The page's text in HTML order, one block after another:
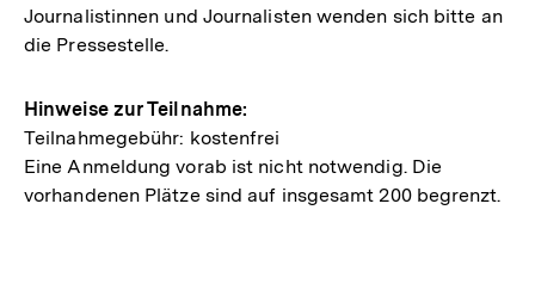
Journalistinnen und Journalisten wenden sich bitte an
die Pressestelle.
Hinweise zur Teilnahme:
Teilnahmegebühr: kostenfrei
Eine Anmeldung vorab ist nicht notwendig. Die
vorhandenen Plätze sind auf insgesamt 200 begrenzt.